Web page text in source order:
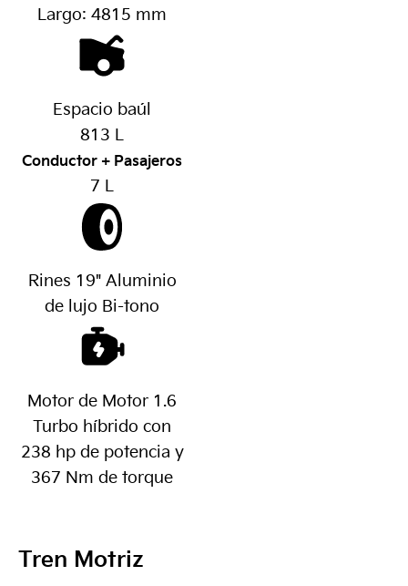
Largo: 4815 mm
Espacio baúl
813 L
Conductor + Pasajeros
7 L
Rines 19" Aluminio
de lujo Bi-tono
Motor de Motor 1.6
Turbo híbrido con
238 hp de potencia y
367 Nm de torque
Tren Motriz